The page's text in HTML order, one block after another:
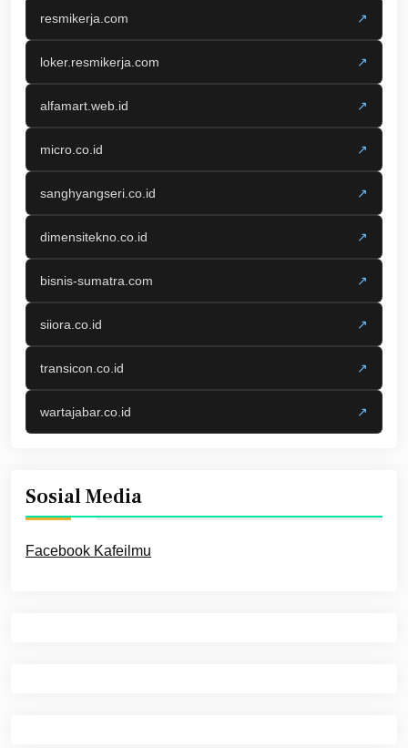
resmikerja.com ↗
loker.resmikerja.com ↗
alfamart.web.id ↗
micro.co.id ↗
sanghyangseri.co.id ↗
dimensitekno.co.id ↗
bisnis-sumatra.com ↗
siiora.co.id ↗
transicon.co.id ↗
wartajabar.co.id ↗
Sosial Media
Facebook Kafeilmu